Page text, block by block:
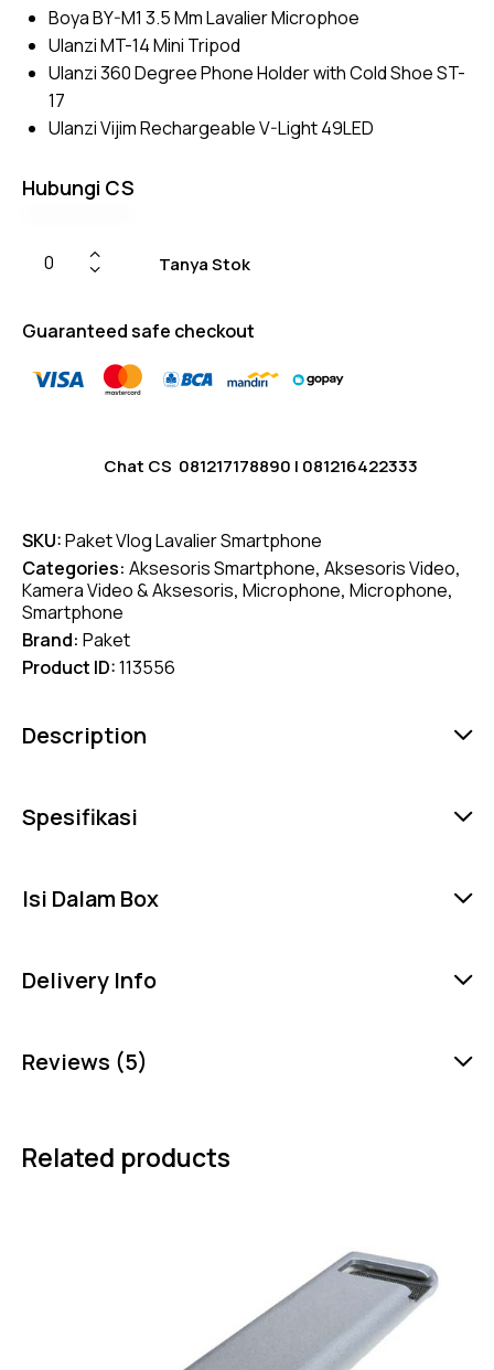
ratings
Boya BY-M1 3.5 Mm Lavalier Microphoe
Ulanzi MT-14 Mini Tripod
Ulanzi 360 Degree Phone Holder with Cold Shoe ST-
17
Ulanzi Vijim Rechargeable V-Light 49LED
Hubungi CS
Tanya Stok
Guaranteed safe checkout
Chat CS 081217178890 | 081216422333
SKU:Paket Vlog Lavalier Smartphone
Categories: Aksesoris Smartphone, Aksesoris Video,
Kamera Video & Aksesoris, Microphone, Microphone,
Smartphone
Brand: Paket
Product ID:113556
Description
Spesifikasi
Isi Dalam Box
Delivery Info
Reviews (5)
Related products